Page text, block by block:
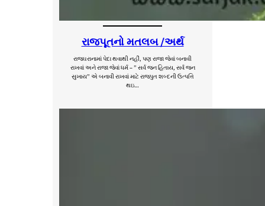
રાજપૂતનો મતલબ /અર્થ
રાજઘરાનામાં પેદા થવાથી નહીં, પણ રાજા જેવાં બનાવી
રાખવાં અને રાજા જેવાં ધર્મ – ” સર્વ જન હિતાય, સર્વ જન
સુખાય” એ બનાવી રાખવાં માટે રાજપુત શબ્દની ઉત્પત્તિ
થઇ…